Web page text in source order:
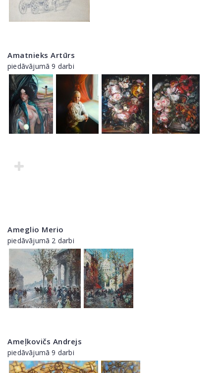
Amatnieks Artūrs
piedāvājumā 9 darbi
Ameglio Merio
piedāvājumā 2 darbi
Ameļkovičs Andrejs
piedāvājumā 9 darbi